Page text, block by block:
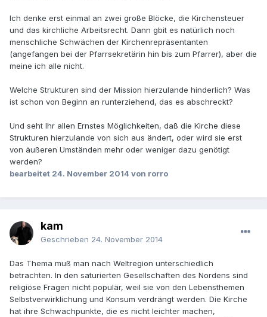
Ich denke erst einmal an zwei große Blöcke, die Kirchensteuer
und das kirchliche Arbeitsrecht. Dann gbit es natürlich noch
menschliche Schwächen der Kirchenrepräsentanten
(angefangen bei der Pfarrsekretärin hin bis zum Pfarrer), aber die
meine ich alle nicht.
Welche Strukturen sind der Mission hierzulande hinderlich? Was
ist schon von Beginn an runterziehend, das es abschreckt?
Und seht Ihr allen Ernstes Möglichkeiten, daß die Kirche diese
Strukturen hierzulande von sich aus ändert, oder wird sie erst
von äußeren Umständen mehr oder weniger dazu genötigt
werden?
bearbeitet 24. November 2014 von rorro
kam
Geschrieben 24. November 2014
Das Thema muß man nach Weltregion unterschiedlich
betrachten. In den saturierten Gesellschaften des Nordens sind
religiöse Fragen nicht populär, weil sie von den Lebensthemen
Selbstverwirklichung und Konsum verdrängt werden. Die Kirche
hat ihre Schwachpunkte, die es nicht leichter machen,